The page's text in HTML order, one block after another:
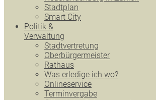
Stadtplan
Smart City
Politik &
Verwaltung
Stadtvertretung
Oberbürgermeister
Rathaus
Was erledige ich wo?
Onlineservice
Terminvergabe